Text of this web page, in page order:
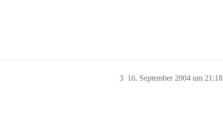
16. September 2004 um 21:18
3